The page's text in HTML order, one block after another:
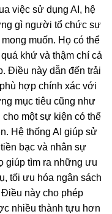
việc sử dụng AI, hệ
gì người tổ chức sự
muốn. Họ có thể
khứ và thậm chí cả
Điều này dẫn đến trải
hợp chính xác với
mục tiêu cũng như
một sự kiện có thể
Hệ thống AI giúp sử
bạc và nhân sự
giúp tìm ra những ưu
tối ưu hóa ngân sách
này cho phép
nhiều thành tựu hơn